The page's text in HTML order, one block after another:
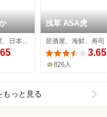
浅草 ASA虎
居酒屋、海鮮、寿司
3.65
826人
もっと見る